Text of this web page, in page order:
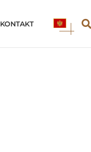
KONTAKT ME